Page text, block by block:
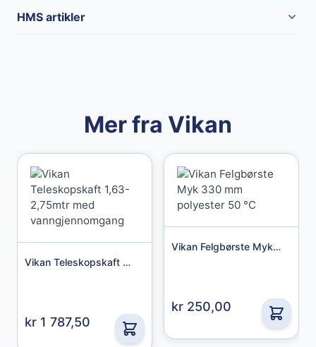
Merke
HMS artikler
Mer fra Vikan
Vikan Teleskopskaft 1,63-2,75mtr med vanngjennomgang
kr 1 787,50
Vikan Felgbørste Myk 330 mm polyester 50 °C
kr 250,00